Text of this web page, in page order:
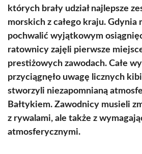
których brały udział najlepsze
morskich z całego kraju. Gdynia
pochwalić wyjątkowym
ratownicy zajęli pierwsze
prestiżowych zawodach. Całe
przyciągnęło uwagę licznych
stworzyli niezapomnianą
Bałtykiem. Zawodnicy musieli
z rywalami, ale także z
atmosferycznymi.